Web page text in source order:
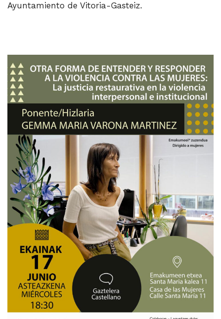
Ayuntamiento de Vitoria-Gasteiz.